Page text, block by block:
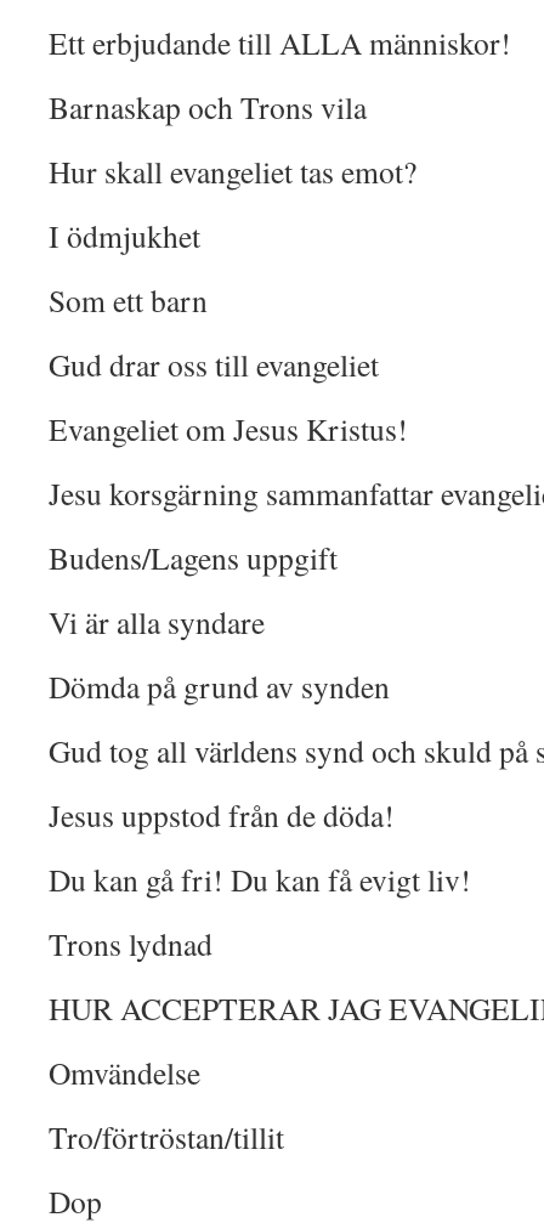
Ett erbjudande till ALLA människor!
Barnaskap och Trons vila
Hur skall evangeliet tas emot?
I ödmjukhet
Som ett barn
Gud drar oss till evangeliet
Evangeliet om Jesus Kristus!
Jesu korsgärning sammanfattar
Budens/Lagens uppgift
Vi är alla syndare
Dömda på grund av synden
Gud tog all världens synd och skuld på
Jesus uppstod från de döda!
Du kan gå fri! Du kan få evigt liv!
Trons lydnad
HUR ACCEPTERAR JAG
Omvändelse
Tro/förtröstan/tillit
Dop